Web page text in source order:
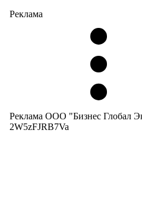
Реклама
Реклама ООО "Бизнес Глобал
2W5zFJRB7Va